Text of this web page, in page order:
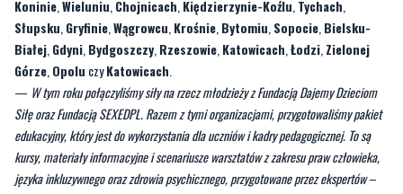
Górze,OpoluczyKatowicach.
—W tym roku połączyliśmy siły na rzecz młodzieży z Fundacją Dajemy Dzieciom
Siłę oraz Fundacją SEXEDPL. Razem z tymi organizacjami, przygotowaliśmy pakiet
edukacyjny, który jest do wykorzystania dla uczniów i kadry pedagogicznej. To są
kursy, materiały informacyjne i scenariusze warsztatów z zakresu praw człowieka,
języka inkluzywnego oraz zdrowia psychicznego, przygotowane przez ekspertów–
powiedziałaPaulina Filipowicz, radna Sejmiku Województwa Pomorskiego i
przedstawicielka Fundacji GrowSPACE podczas konferencji prasowej.-Chcemy
powiedzieć młodzieży w Polsce “jesteście ważni, ważne są wasze potrzeby, wasze